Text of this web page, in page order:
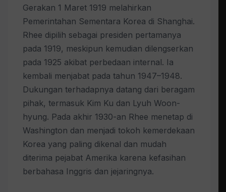
Gerakan 1 Maret 1919 melahirkan
Pemerintahan Sementara Korea di Shanghai.
Rhee dipilih sebagai presiden pertamanya
pada 1919, meskipun kemudian dilengserkan
pada 1925 akibat perbedaan internal. Ia
kembali menjabat pada tahun 1947–1948.
Dukungan terhadapnya datang dari beragam
pihak, termasuk Kim Ku dan Lyuh Woon-
hyung. Pada akhir 1930-an Rhee menetap di
Washington dan menjadi tokoh kemerdekaan
Korea yang paling dikenal dan mudah
diterima pejabat Amerika karena kefasihan
berbahasa Inggris dan jejaringnya.